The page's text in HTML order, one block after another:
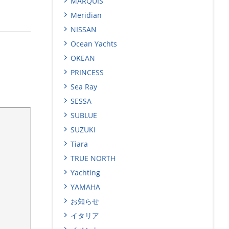
Meridian
NISSAN
Ocean Yachts
OKEAN
PRINCESS
Sea Ray
SESSA
SUBLUE
SUZUKI
Tiara
TRUE NORTH
Yachting
YAMAHA
お知らせ
イタリア